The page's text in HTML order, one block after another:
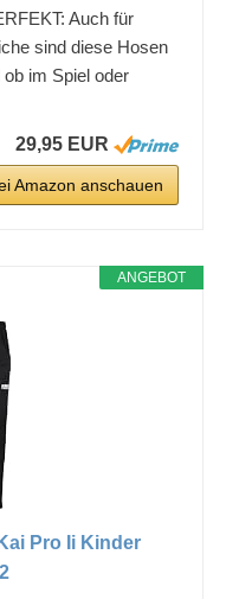
Auch für
sind diese Hosen
im Spiel oder
29,95 EUR
Amazon anschauen
ANGEBOT
Pro Ii Kinder